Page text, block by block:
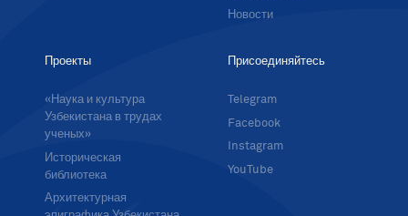
Новости
Проекты
«Наука и культура
Узбекистана в трудах
ученых»
Историческая
библиотека
Архитектурная
Присоединяйтесь
Telegram
Facebook
Instagram
YouTube